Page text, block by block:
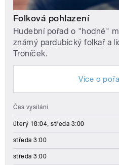
Folková pohlazení
Hudební pořad o "hodné"
známý pardubický folkař a
Troníček.
Více o
Čas vysílání
úterý 18:04, středa 3:00
středa 3:00
středa 3:00